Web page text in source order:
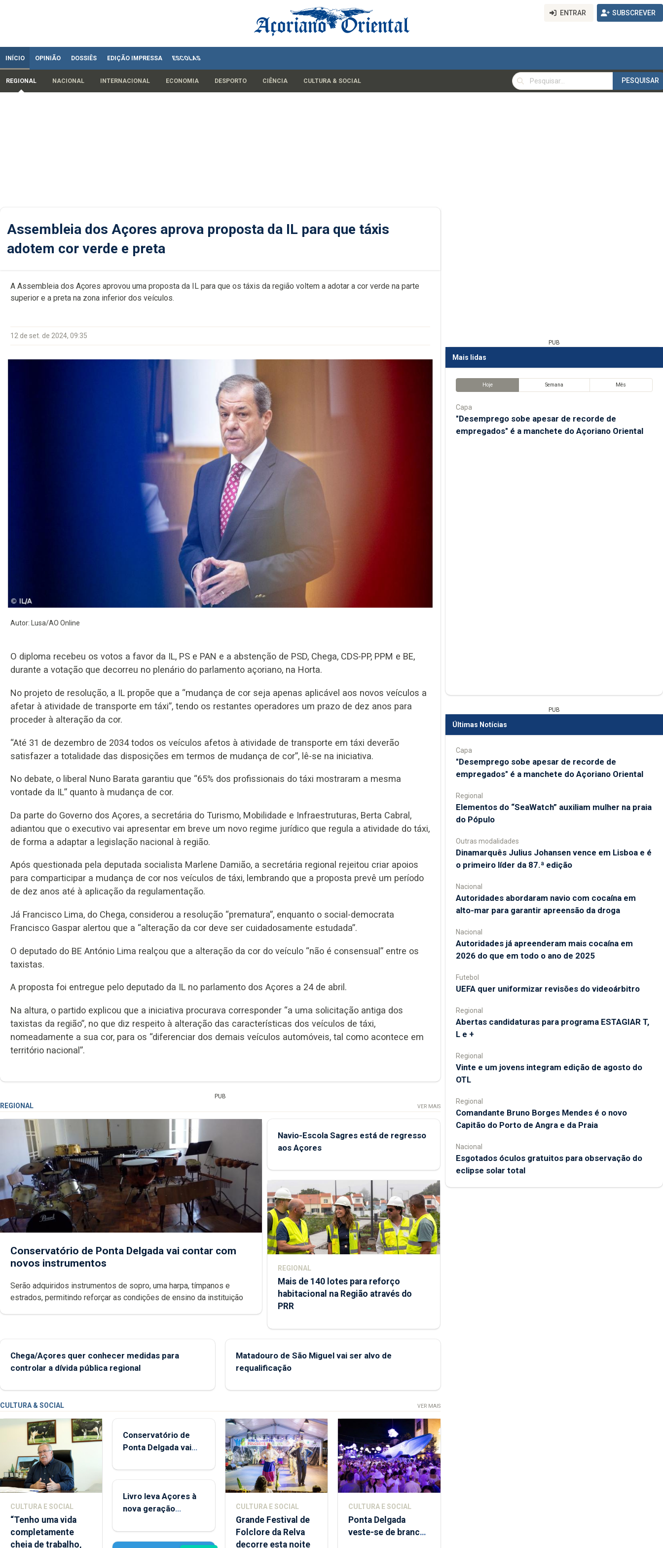
ENTRAR SUBSCREVER
INÍCIO OPINIÃO DOSSIÊS EDIÇÃO IMPRESSA ESCOLAS
REGIONAL NACIONAL INTERNACIONAL ECONOMIA DESPORTO CIÊNCIA CULTURA & SOCIAL
PESQUISAR
PESQUISAR
Assembleia dos Açores aprova proposta da IL para que táxis
adotem cor verde e preta
A Assembleia dos Açores aprovou uma proposta da IL para que os táxis da região voltem a adotar a cor verde na parte
superior e a preta na zona inferior dos veículos.
12 de set. de 2024, 09:35
Autor: Lusa/AO Online
O diploma recebeu os votos a favor da IL, PS e PAN e a abstenção de PSD, Chega, CDS-PP, PPM e BE,
durante a votação que decorreu no plenário do parlamento açoriano, na Horta.
No projeto de resolução, a IL propõe que a “mudança de cor seja apenas aplicável aos novos veículos a
afetar à atividade de transporte em táxi”, tendo os restantes operadores um prazo de dez anos para
proceder à alteração da cor.
“Até 31 de dezembro de 2034 todos os veículos afetos à atividade de transporte em táxi deverão
satisfazer a totalidade das disposições em termos de mudança de cor”, lê-se na iniciativa.
No debate, o liberal Nuno Barata garantiu que “65% dos profissionais do táxi mostraram a mesma
vontade da IL” quanto à mudança de cor.
Da parte do Governo dos Açores, a secretária do Turismo, Mobilidade e Infraestruturas, Berta Cabral,
adiantou que o executivo vai apresentar em breve um novo regime jurídico que regula a atividade do táxi,
de forma a adaptar a legislação nacional à região.
Após questionada pela deputada socialista Marlene Damião, a secretária regional rejeitou criar apoios
para comparticipar a mudança de cor nos veículos de táxi, lembrando que a proposta prevê um período
de dez anos até à aplicação da regulamentação.
Já Francisco Lima, do Chega, considerou a resolução “prematura”, enquanto o social-democrata
Francisco Gaspar alertou que a “alteração da cor deve ser cuidadosamente estudada”.
O deputado do BE António Lima realçou que a alteração da cor do veículo “não é consensual” entre os
taxistas.
A proposta foi entregue pelo deputado da IL no parlamento dos Açores a 24 de abril.
Na altura, o partido explicou que a iniciativa procurava corresponder “a uma solicitação antiga dos
taxistas da região”, no que diz respeito à alteração das características dos veículos de táxi,
nomeadamente a sua cor, para os “diferenciar dos demais veículos automóveis, tal como acontece em
território nacional”.
PUB
REGIONAL VER MAIS
Conservatório de Ponta Delgada vai contar com
novos instrumentos
Serão adquiridos instrumentos de sopro, uma harpa, tímpanos e
estrados, permitindo reforçar as condições de ensino da instituição
Navio-Escola Sagres está de regresso
aos Açores
REGIONAL
Mais de 140 lotes para reforço
habitacional na Região através do
PRR
Chega/Açores quer conhecer medidas para
controlar a dívida pública regional
Matadouro de São Miguel vai ser alvo de
requalificação
CULTURA & SOCIAL VER MAIS
CULTURA E SOCIAL
“Tenho uma vida
completamente
cheia de trabalho,
Conservatório de
Ponta Delgada vai
instrumentos
Livro leva Açores à
nova geração
CULTURA E SOCIAL
Grande Festival de
Folclore da Relva
decorre esta noite
CULTURA E SOCIAL
Ponta Delgada
veste-se de branco
PUB
Mais lidas
Hoje Semana Mês
Capa
"Desemprego sobe apesar de recorde de
empregados" é a manchete do Açoriano Oriental
PUB
Últimas Notícias
Capa
"Desemprego sobe apesar de recorde de
empregados" é a manchete do Açoriano Oriental
Regional
​Elementos do “SeaWatch” auxiliam mulher na praia
do Pópulo
Outras modalidades
Dinamarquês Julius Johansen vence em Lisboa e é
o primeiro líder da 87.ª edição
Nacional
Autoridades abordaram navio com cocaína em
alto-mar para garantir apreensão da droga
Nacional
Autoridades já apreenderam mais cocaína em
2026 do que em todo o ano de 2025
Futebol
UEFA quer uniformizar revisões do videoárbitro
Regional
Abertas candidaturas para programa ESTAGIAR T,
L e +
Regional
Vinte e um jovens integram edição de agosto do
OTL
Regional
Comandante Bruno Borges Mendes é o novo
Capitão do Porto de Angra e da Praia
Nacional
Esgotados óculos gratuitos para observação do
eclipse solar total